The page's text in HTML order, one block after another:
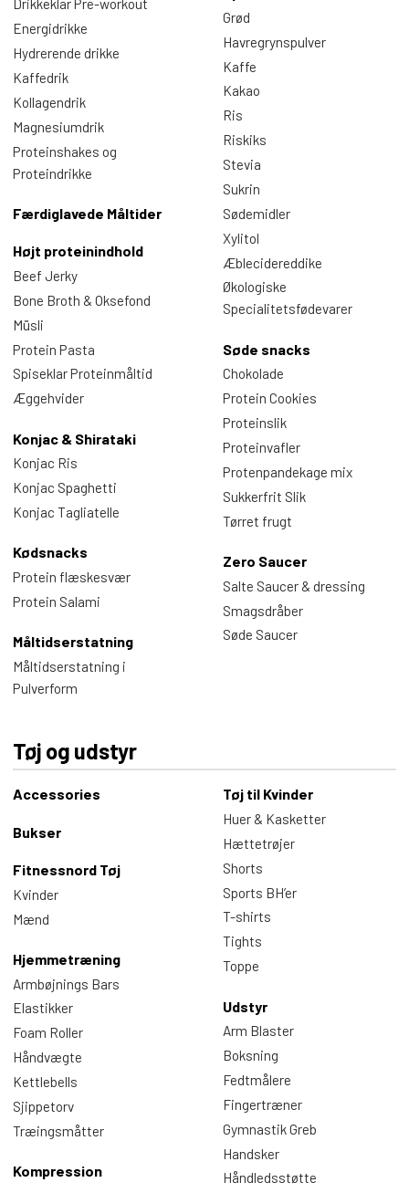
Drikkeklar Pre-workout
Energidrikke
Hydrerende drikke
Kaffedrik
Kollagendrik
Magnesiumdrik
Proteinshakes og
Proteindrikke
Færdiglavede Måltider
Højt proteinindhold
Beef Jerky
Bone Broth & Oksefond
Müsli
Protein Pasta
Spiseklar Proteinmåltid
Æggehvider
Konjac & Shirataki
Konjac Ris
Konjac Spaghetti
Konjac Tagliatelle
Kødsnacks
Protein flæskesvær
Protein Salami
Måltidserstatning
Måltidserstatning i
Pulverform
Grød
Havregrynspulver
Kaffe
Kakao
Ris
Riskiks
Stevia
Sukrin
Sødemidler
Xylitol
Æblecidereddike
Økologiske
Specialitetsfødevarer
Søde snacks
Chokolade
Protein Cookies
Proteinslik
Proteinvafler
Protenpandekage mix
Sukkerfrit Slik
Tørret frugt
Zero Saucer
Salte Saucer & dressing
Smagsdråber
Søde Saucer
Tøj og udstyr
Accessories
Bukser
Fitnessnord Tøj
Kvinder
Mænd
Hjemmetræning
Armbøjnings Bars
Elastikker
Foam Roller
Håndvægte
Kettlebells
Sjippetorv
Træingsmåtter
Kompression
Tøj til Kvinder
Huer & Kasketter
Hættetrøjer
Shorts
Sports BH’er
T-shirts
Tights
Toppe
Udstyr
Arm Blaster
Boksning
Fedtmålere
Fingertræner
Gymnastik Greb
Handsker
Håndledsstøtte